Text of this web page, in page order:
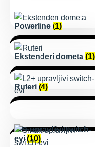
Powerline (1)
Ekstenderi dometa (1)
Ruteri (4)
L2+ upravljivi switch-
evi(10)